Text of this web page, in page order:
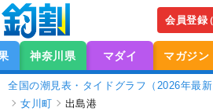
会員登録
神奈川県 マダイ マガジン
全国の潮見表・タイドグラフ（2026年最新
女川町
出島港